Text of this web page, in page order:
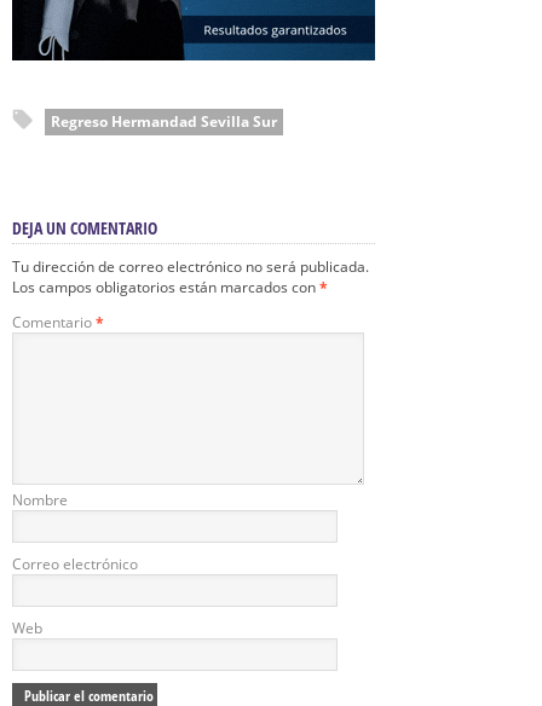
Regreso Hermandad Sevilla Sur
DEJA UN COMENTARIO
Tu dirección de correo electrónico no será publicada.
Los campos obligatorios están marcados con*
Comentario*
Nombre
Correo electrónico
Web